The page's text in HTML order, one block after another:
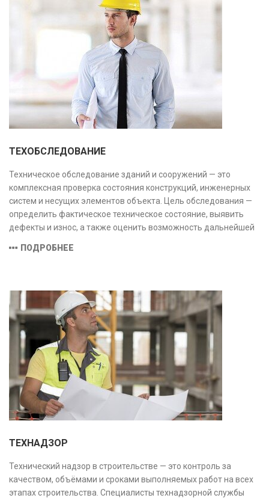
ТЕХОБСЛЕДОВАНИЕ
Техническое обследование зданий и сооружений — это
комплексная проверка состояния конструкций, инженерных
систем и несущих элементов объекта. Цель обследования —
определить фактическое техническое состояние, выявить
дефекты и износ, а также оценить возможность дальнейшей
ПОДРОБНЕЕ
ТЕХНАДЗОР
Технический надзор в строительстве — это контроль за
качеством, объёмами и сроками выполняемых работ на всех
этапах строительства. Специалисты технадзорной службы